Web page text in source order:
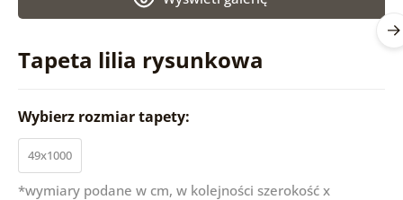
Tapeta lilia rysunkowa
Wybierz rozmiar tapety:
49x1000
*wymiary podane w cm, w kolejności szerokość x